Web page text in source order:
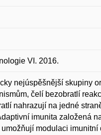
VI. 2016.
nejúspěšnější skupiny
čelí bezobratlí
nahrazují na jedné
imunita založená
modulaci